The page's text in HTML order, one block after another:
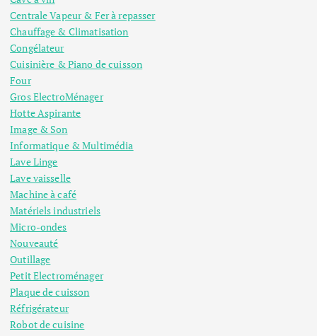
Centrale Vapeur & Fer à repasser
Chauffage & Climatisation
Congélateur
Cuisinière & Piano de cuisson
Four
Gros ElectroMénager
Hotte Aspirante
Image & Son
Informatique & Multimédia
Lave Linge
Lave vaisselle
Machine à café
Matériels industriels
Micro-ondes
Nouveauté
Outillage
Petit Electroménager
Plaque de cuisson
Réfrigérateur
Robot de cuisine